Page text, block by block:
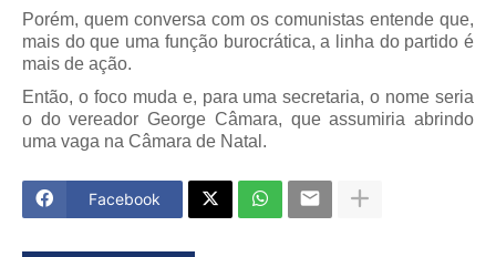
Porém, quem conversa com os comunistas entende que,
mais do que uma função burocrática, a linha do partido é
mais de ação.
Então, o foco muda e, para uma secretaria, o nome seria
o do vereador George Câmara, que assumiria abrindo
uma vaga na Câmara de Natal.
Facebook